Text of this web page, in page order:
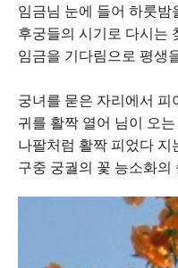
임금님 눈에 들어 하룻밤
후궁들의 시기로 다시는
임금을 기다림으로 평생
궁녀를 묻은 자리에서 피
귀를 활짝 열어 님이 오
나팔처럼 활짝 피었다 지
구중 궁궐의 꽃 능소화의